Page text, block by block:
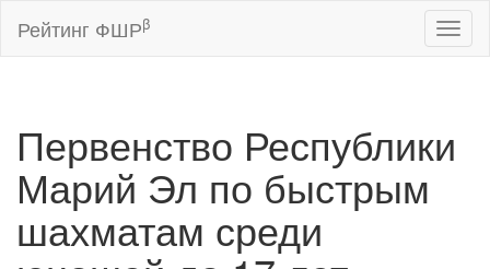
Рейтинг ФШРβ
Первенство Республики
Марий Эл по быстрым
шахматам среди